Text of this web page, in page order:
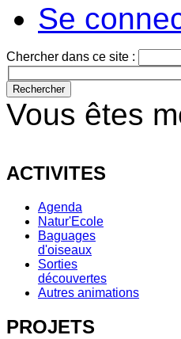
Se
Chercher dans ce site :
Vous êtes
ACTIVITES
Agenda
Natur'Ecole
Baguages
d'oiseaux
Sorties
découvertes
Autres animations
PROJETS